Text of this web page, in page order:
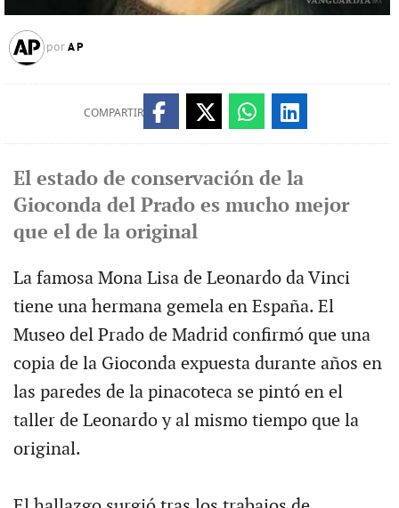
por AP
COMPARTIR
El estado de conservación de la
Gioconda del Prado es mucho mejor
que el de la original
La famosa Mona Lisa de Leonardo da Vinci
tiene una hermana gemela en España. El
Museo del Prado de Madrid confirmó que una
copia de la Gioconda expuesta durante años en
las paredes de la pinacoteca se pintó en el
taller de Leonardo y al mismo tiempo que la
original.